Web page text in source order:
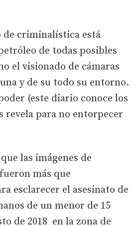
de criminalística está
de todas posibles
el visionado de cámaras
y de su todo su entorno.
(este diario conoce los
revela para no entorpecer
las imágenes de
más que
esclarecer el asesinato de
de un menor de 15
de 2018 en la zona de